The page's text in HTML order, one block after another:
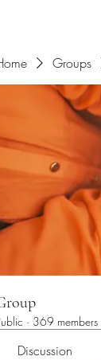
Groups
· 369 members
Discussion